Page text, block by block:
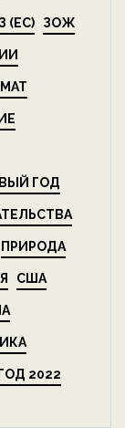
(ЕС) ЗОЖ
ГОД
ПРИРОДА
США
2022